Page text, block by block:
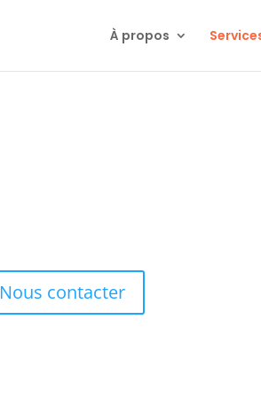
À propos
Nous contacter